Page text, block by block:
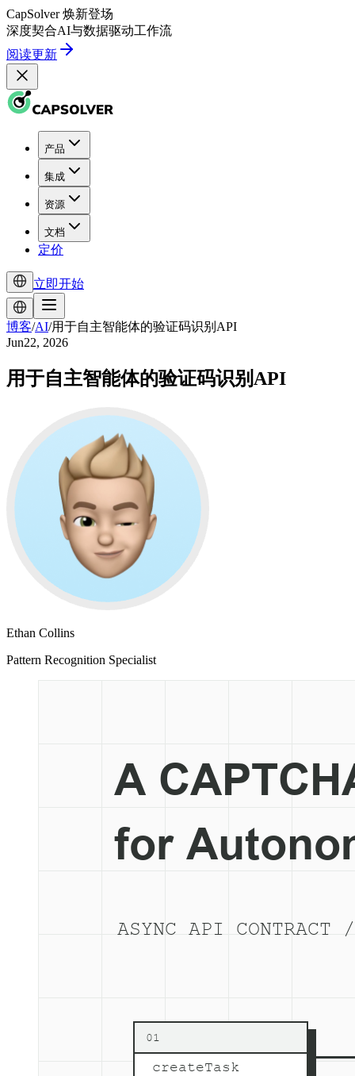
CapSolver 焕新登场
深度契合AI与数据驱动工作流
阅读更新
产品
集成
资源
文档
定价
立即开始
博客/AI/用于自主智能体的验证码识别API
Jun22, 2026
用于自主智能体的验证码识别API
Ethan Collins
Pattern Recognition Specialist